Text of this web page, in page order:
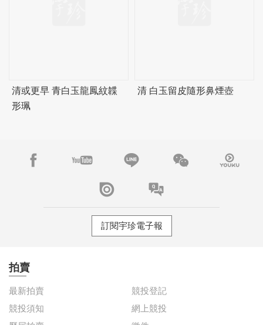
清或更早 青白玉龍鳳紋韘
形珮
清 白玉留皮隨形鼻煙壺
訂閱宇珍電子報
拍賣
最新拍賣
競投登記
競投須知
網上競投